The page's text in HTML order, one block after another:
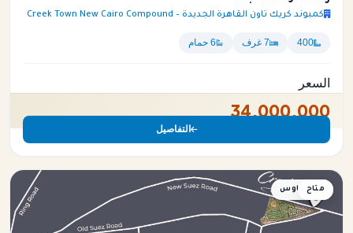
كمبوند كريك تاون القاهرة الجديدة – Creek Town New Cairo Compound
400 7 غرف 6 حمام
السعر
34,000,000
التفاصيل
توين هاوس
متاح